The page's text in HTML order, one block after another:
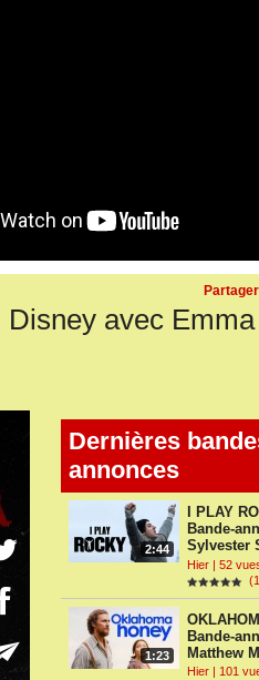
Partager
avec
Dernières
annonces
2:44
I PLAY
Bande-
Sylvester
Hier | 52
1:23
Bande-
Matthew
Hier | 101